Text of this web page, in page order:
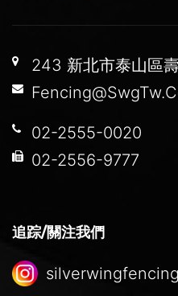
243 新北市泰山區
02-2555-0020
02-2556-9777
追踪/關注我們
silverwingfencing